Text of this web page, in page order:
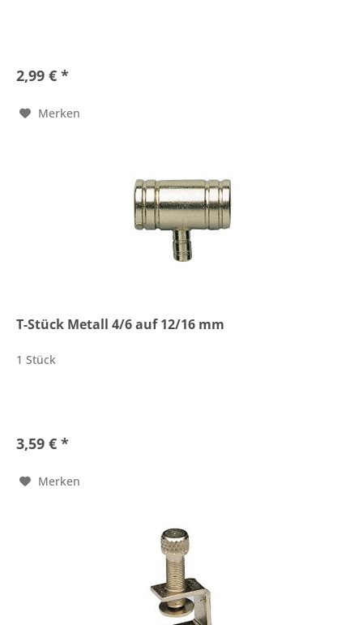
2,99 € *
Merken
T-Stück Metall 4/6 auf 12/16 mm
1 Stück
3,59 € *
Merken